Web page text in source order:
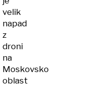
katastrofo
velik
napad
z
droni
na
Moskovsko
oblast